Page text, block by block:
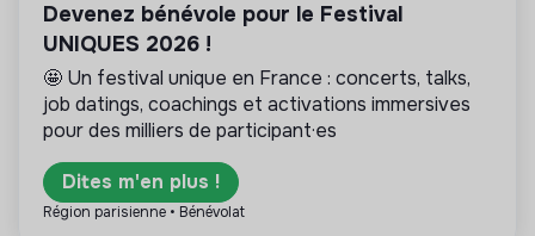
Devenez bénévole pour le Festival
UNIQUES 2026 !
🤩 Un festival unique en France : concerts, talks,
job datings, coachings et activations immersives
pour des milliers de participant·es
Dites m'en plus !
Région parisienne • Bénévolat